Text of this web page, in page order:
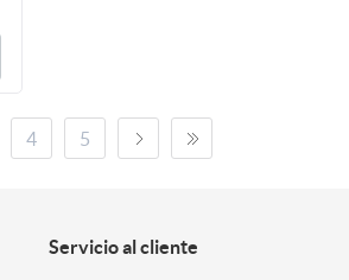
4 5
Servicio al cliente